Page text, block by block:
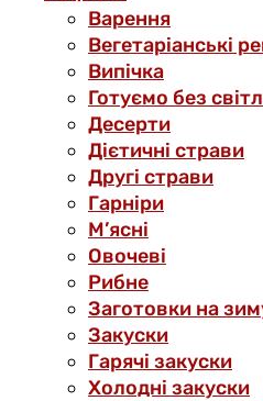
Варення
Вегетаріанські
Випічка
Готуємо без
Десерти
Дієтичні страви
Другі страви
Гарніри
М’ясні
Овочеві
Рибне
Заготовки на
Закуски
Гарячі закуски
Холодні закуски